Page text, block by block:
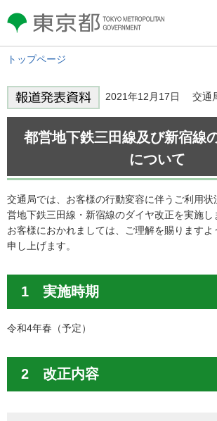
東京都 TOKYO METROPOLITAN
GOVERNMENT
トップページ
2021年12月17日 交通
都営地下鉄三田線及び新宿線
について
交通局では、お客様の行動変容に伴うご利用
営地下鉄三田線・新宿線のダイヤ改正を実施し
お客様におかれましては、ご理解を賜ります
申し上げます。
1 実施時期
令和4年春（予定）
2 改正内容